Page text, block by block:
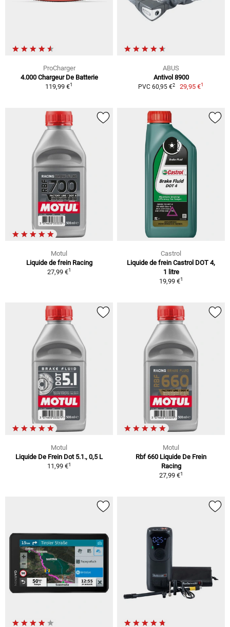
ProCharger
4.000 Chargeur De Batterie
119,99 €1
ABUS
Antivol 8900
PVC 60,95 €2 29,95 €1
Motul
Liquide de frein Racing
27,99 €1
Castrol
Liquide de frein Castrol DOT 4,
1 litre
19,99 €1
Motul
Liquide De Frein Dot 5.1., 0,5 L
11,99 €1
Motul
Rbf 660 Liquide De Frein
Racing
27,99 €1